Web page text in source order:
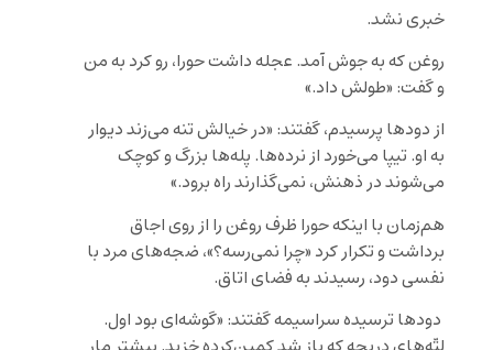
خبری نشد.
روغن که به جوش آمد. عجله داشت حورا، رو کرد به من
و گفت: «طولش داد.»
از دودها پرسیدم، گفتند: «در خیالش تنه می‌زند دیوار
به او. تیپا می‌خورد از نرده‌ها. پله‌ها بزرگ و کوچک
می‌شوند در ذهنش، نمی‌گذارند راه برود.»
هم‌زمان با اینکه حورا ظرف روغن را از روی اجاق
برداشت و تکرار کرد «چرا نمی‌رسه؟»، ضجه‌های مرد با
نفسی دود، رسیدند به فضای اتاق.
دودها ترسیده سراسیمه گفتند: «گوشه‌ای بود اول.